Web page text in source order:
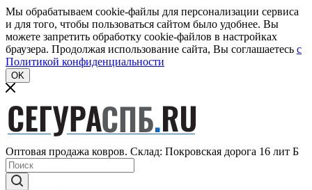
Мы обрабатываем cookie-файлы для персонализации сервиса
и для того, чтобы пользоваться сайтом было удобнее. Вы
можете запретить обработку cookie-файлов в настройках
браузера. Продолжая использование сайта, Вы соглашаетесь c
Политикой конфиденциальности
OK
Оптовая продажа ковров. Склад: Покровская дорога 16 лит Б